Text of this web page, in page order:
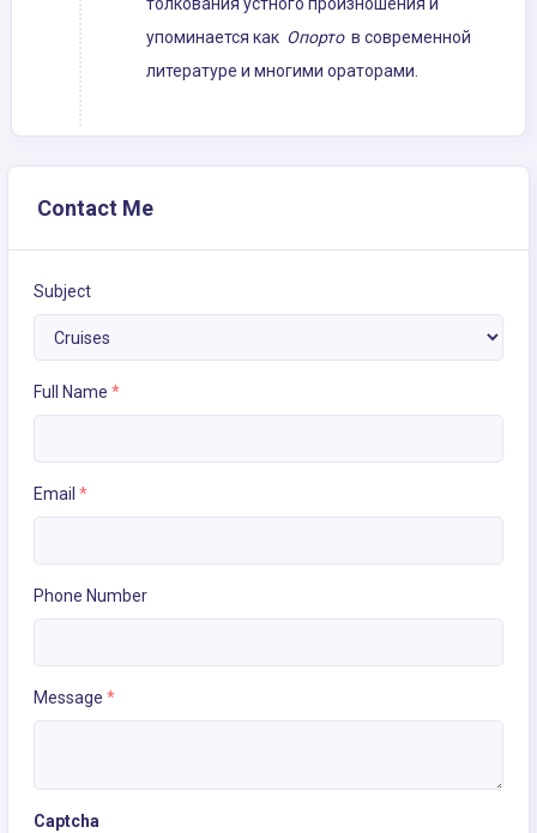
толкования устного произношения и
упоминается как Опортов современной
литературе и многими ораторами.
Contact Me
Subject
Full Name *
Email *
Phone Number
Message *
Captcha